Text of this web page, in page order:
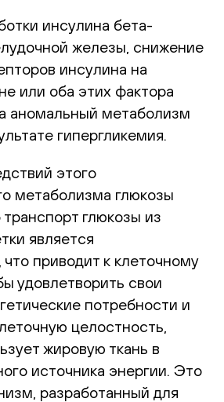
инсулина бета-
железы, снижение
инсулина на
или оба этих фактора
аномальный метаболизм
гипергликемия.
этого
метаболизма глюкозы
транспорт глюкозы из
является
приводит к клеточному
удовлетворить свои
потребности и
целостность,
жировую ткань в
источника энергии. Это
разработанный для